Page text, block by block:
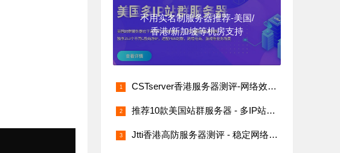
不用实名制服务器推荐-美国/
香港/新加坡等机房支持
CSTserver香港服务器测评-网络效果与价格分析
推荐10款美国站群服务器 - 多IP站群SEO必备
Jtti香港高防服务器测评 - 稳定网络与高性价比